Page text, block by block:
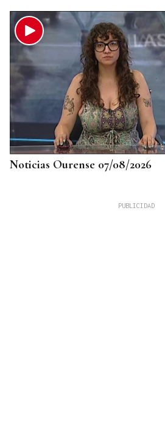
Noticias Ourense 07/08/2026